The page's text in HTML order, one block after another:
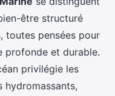
être structuré
toutes pensées pour
profonde et durable.
privilégie les
hydromassants,